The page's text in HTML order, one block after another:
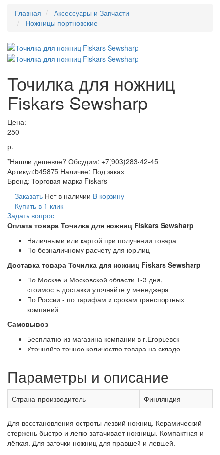
Главная
Аксессуары и Запчасти
Ножницы портновские
Точилка для ножниц
Fiskars Sewsharp
Цена:
250
р.
*Нашли дешевле? Обсудим: +7(903)283-42-45
Артикул:b45875 Наличие: Под заказ
Бренд: Торговая марка Fiskars
Заказать Нет в наличии В корзину
Купить в 1 клик
Задать вопрос
Оплата товара Точилка для ножниц Fiskars Sewsharp
Наличными или картой при получении товара
По безналичному расчету для юр.лиц
Доставка товара Точилка для ножниц Fiskars Sewsharp
По Москве и Московской области 1-3 дня,
стоимость доставки уточняйте у менеджера
По России - по тарифам и срокам транспортных
компаний
Самовывоз
Бесплатно из магазина компании в г.Егорьевск
Уточняйте точное количество товара на складе
Параметры и описание
Страна-производитель Финляндия
Для восстановления остроты лезвий ножниц. Керамический
стержень быстро и легко затачивает ножницы. Компактная и
лёгкая. Для заточки ножниц для правшей и левшей.